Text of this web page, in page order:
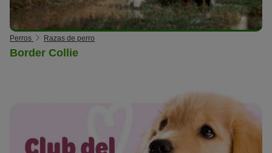
Perros Razas de perro
Border Collie